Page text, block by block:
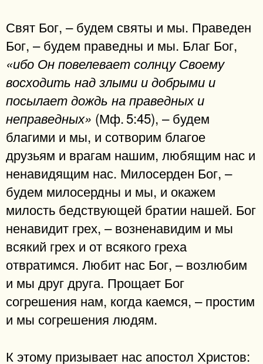
Свят Бог, – будем святы и мы. Праведен
Бог, – будем праведны и мы. Благ Бог,
«ибо Он повелевает солнцу Своему
восходить над злыми и добрыми и
посылает дождь на праведных и
неправедных» (Мф. 5:45), – будем
благими и мы, и сотворим благое
друзьям и врагам нашим, любящим нас и
ненавидящим нас. Милосерден Бог, –
будем милосердны и мы, и окажем
милость бедствующей братии нашей. Бог
ненавидит грех, – возненавидим и мы
всякий грех и от всякого греха
отвратимся. Любит нас Бог, – возлюбим
и мы друг друга. Прощает Бог
согрешения нам, когда каемся, – простим
и мы согрешения людям.
К этому призывает нас апостол Христов: